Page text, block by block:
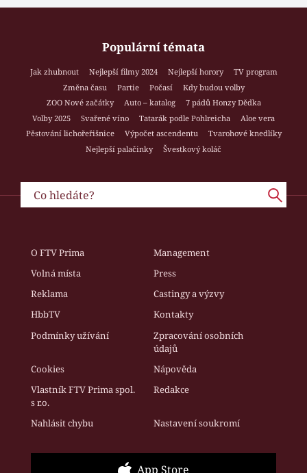
Populární témata
Jak zhubnout Nejlepší filmy 2024 Nejlepší horory
TV program
Změna času
Partie Počasí
Kdy budou volby
ZOO Nové začátky
Auto – katalog
7 pádů Honzy Dědka
Volby 2025
Svařené víno Tatarák podle Pohlreicha
Aloe vera
Pěstování lichořeřišnice
Výpočet ascendentu
Tvarohové knedlíky
Nejlepší palačinky
Švestkový koláč
O FTV Prima
Management
Volná místa
Press
Reklama
Castingy a výzvy
HbbTV
Kontakty
Podmínky užívání
Zpracování osobních
údajů
Cookies
Nápověda
Vlastník FTV Prima spol.
s r.o.
Redakce
Nahlásit chybu Nastavení soukromí
App Store